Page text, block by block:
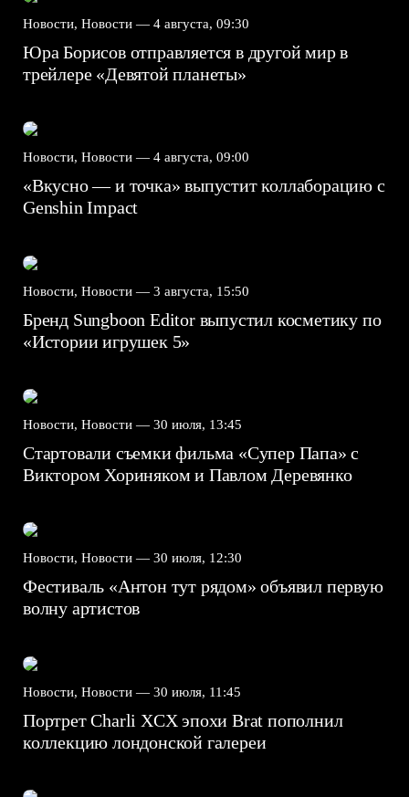
Новости, Новости — 4 августа, 09:30
Юра Борисов отправляется в другой мир в
трейлере «Девятой планеты»
Новости, Новости — 4 августа, 09:00
«Вкусно — и точка» выпустит коллаборацию с
Genshin Impact⁠⁠
Новости, Новости — 3 августа, 15:50
Бренд Sungboon Editor выпустил косметику по
«Истории игрушек 5»
Новости, Новости — 30 июля, 13:45
Стартовали съемки фильма «Супер Папа» с
Виктором Хориняком и Павлом Деревянко
Новости, Новости — 30 июля, 12:30
Фестиваль «Антон тут рядом» объявил первую
волну артистов
Новости, Новости — 30 июля, 11:45
Портрет Charli XCX эпохи Brat пополнил
коллекцию лондонской галереи